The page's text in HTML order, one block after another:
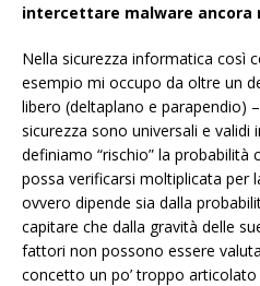
intercettare malware ancora
Nella sicurezza informatica così
esempio mi occupo da oltre un
libero (deltaplano e parapendio)
sicurezza sono universali e
definiamo “rischio” la
possa verificarsi moltiplicata per
ovvero dipende sia dalla
capitare che dalla gravità delle
fattori non possono essere
concetto un po’ troppo